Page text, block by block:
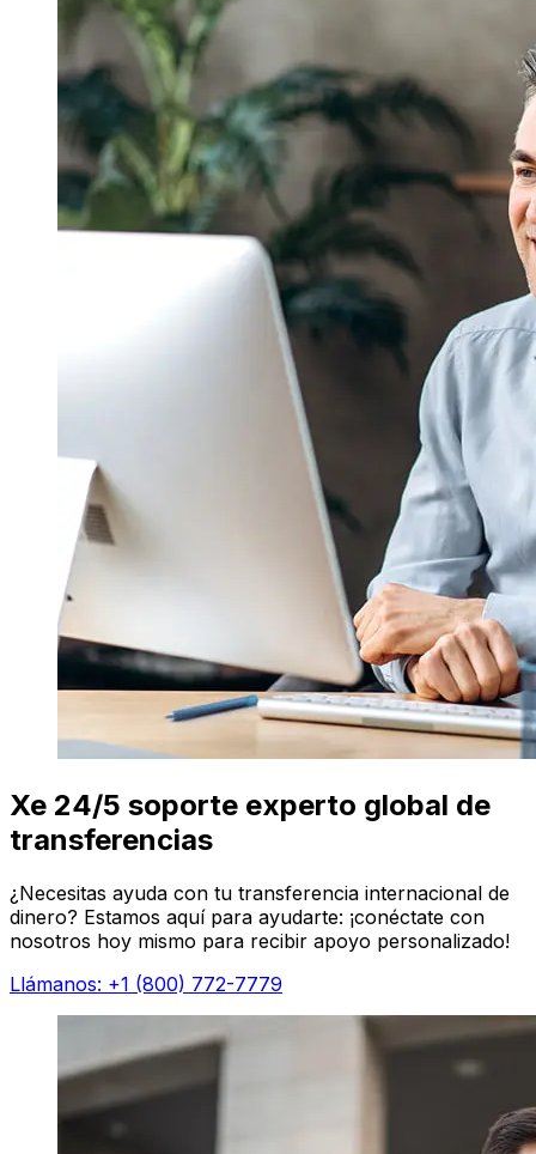
Xe 24/5 soporte experto global de
transferencias
¿Necesitas ayuda con tu transferencia internacional de
dinero? Estamos aquí para ayudarte: ¡conéctate con
nosotros hoy mismo para recibir apoyo personalizado!
Llámanos: +1 (800) 772-7779